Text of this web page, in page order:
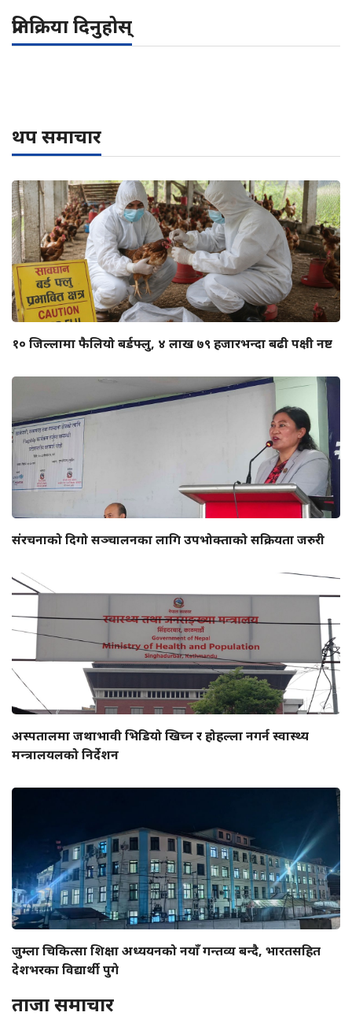
प्रतिक्रिया दिनुहोस्
थप समाचार
१० जिल्लामा फैलियो बर्डफ्लु, ४ लाख ७९ हजारभन्दा बढी पक्षी नष्ट
संरचनाको दिगो सञ्चालनका लागि उपभोक्ताको सक्रियता जरुरी
अस्पतालमा जथाभावी भिडियो खिच्न र होहल्ला नगर्न स्वास्थ्य
मन्त्रालयलको निर्देशन
जुम्ला चिकित्सा शिक्षा अध्ययनको नयाँ गन्तव्य बन्दै, भारतसहित
देशभरका विद्यार्थी पुगे
ताजा समाचार